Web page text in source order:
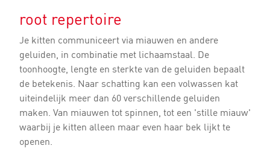
root repertoire
Je kitten communiceert via miauwen en andere
geluiden, in combinatie met lichaamstaal. De
toonhoogte, lengte en sterkte van de geluiden bepaalt
de betekenis. Naar schatting kan een volwassen kat
uiteindelijk meer dan 60 verschillende geluiden
maken. Van miauwen tot spinnen, tot een 'stille miauw'
waarbij je kitten alleen maar even haar bek lijkt te
openen.